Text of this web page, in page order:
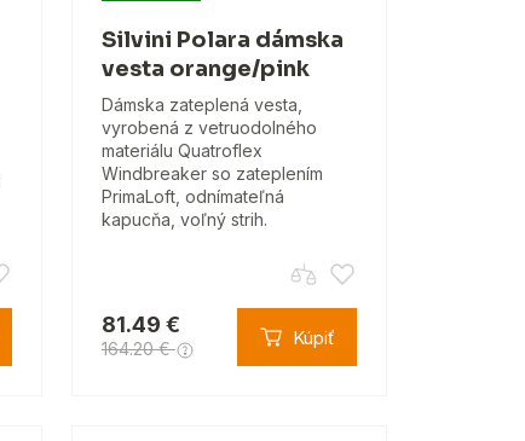
Silvini Polara dámska
vesta orange/pink
Dámska zateplená vesta,
vyrobená z vetruodolného
materiálu Quatroflex
Windbreaker so zateplením
PrimaLoft, odnímateľná
kapucňa, voľný strih.
81.49 €
164.20 € Kúpiť